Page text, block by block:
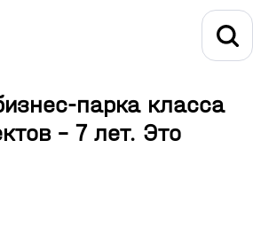
парка класса
– 7 лет. Это